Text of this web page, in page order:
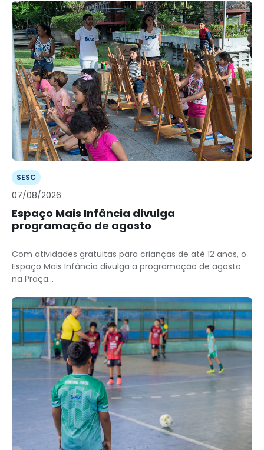
SESC
07/08/2026
Espaço Mais Infância divulga
programação de agosto
Com atividades gratuitas para crianças de até 12 anos, o
Espaço Mais Infância divulga a programação de agosto
na Praça...